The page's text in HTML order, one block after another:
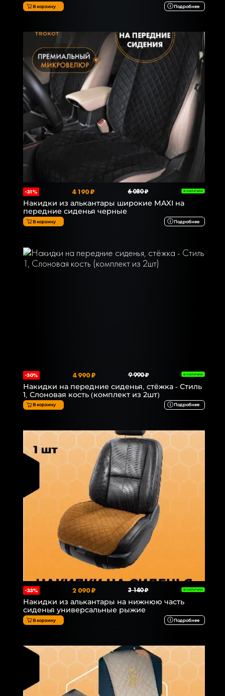
В корзину Подробнее
-31% 4 190 ₽ 6 080 ₽ В НАЛИЧИИ
Накидки из алькантары широкие MAXI на
передние сиденья черные
В корзину Подробнее
-50% 4 990 ₽ 9 990 ₽ В НАЛИЧИИ
Накидки на передние сиденья, стёжка - Стиль
1, Слоновая кость (комплект из 2шт)
В корзину Подробнее
-33% 2 090 ₽ 3 140 ₽ В НАЛИЧИИ
Накидки из алькантары на нижнюю часть
сиденья универсальные рыжие
В корзину Подробнее